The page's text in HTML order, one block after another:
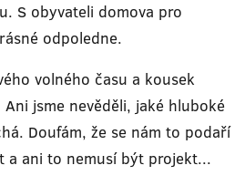
S obyvateli domova pro
odpoledne.
volného času a kousek
jsme nevěděli, jaké hluboké
Doufám, že se nám to podaří
a ani to nemusí být projekt...